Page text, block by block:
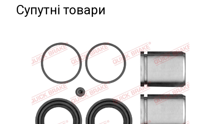
Супутні товари